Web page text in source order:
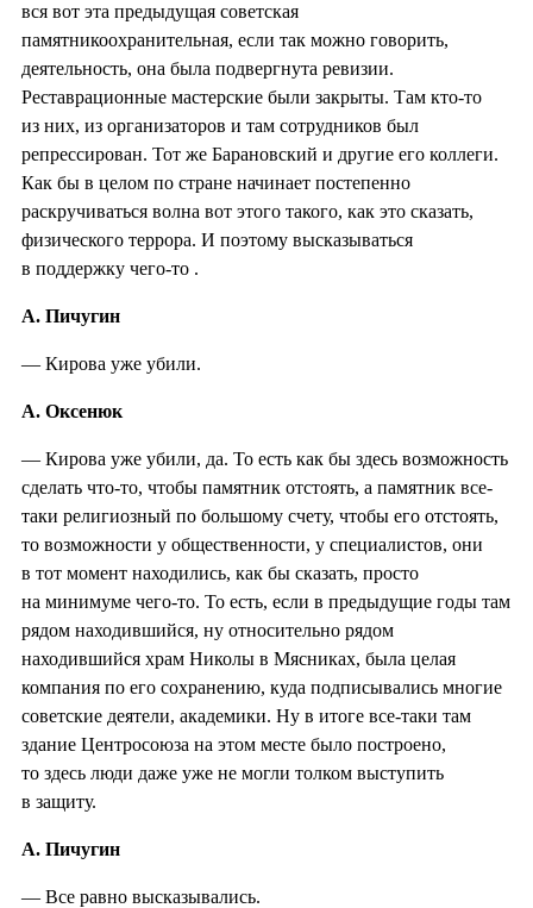
вся вот эта предыдущая советская
памятникоохранительная, если так можно говорить,
деятельность, она была подвергнута ревизии.
Реставрационные мастерские были закрыты. Там кто-то
из них, из организаторов и там сотрудников был
репрессирован. Тот же Барановский и другие его коллеги.
Как бы в целом по стране начинает постепенно
раскручиваться волна вот этого такого, как это сказать,
физического террора. И поэтому высказываться
в поддержку чего-то .
А. Пичугин
— Кирова уже убили.
А. Оксенюк
— Кирова уже убили, да. То есть как бы здесь возможность
сделать что-то, чтобы памятник отстоять, а памятник все-
таки религиозный по большому счету, чтобы его отстоять,
то возможности у общественности, у специалистов, они
в тот момент находились, как бы сказать, просто
на минимуме чего-то. То есть, если в предыдущие годы там
рядом находившийся, ну относительно рядом
находившийся храм Николы в Мясниках, была целая
компания по его сохранению, куда подписывались многие
советские деятели, академики. Ну в итоге все-таки там
здание Центросоюза на этом месте было построено,
то здесь люди даже уже не могли толком выступить
в защиту.
А. Пичугин
— Все равно высказывались.